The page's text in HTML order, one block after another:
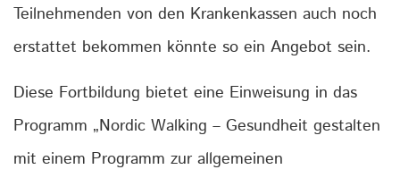
Teilnehmenden von den Krankenkassen auch noch
erstattet bekommen könnte so ein Angebot sein.
Diese Fortbildung bietet eine Einweisung in das
Programm „Nordic Walking – Gesundheit gestalten
mit einem Programm zur allgemeinen